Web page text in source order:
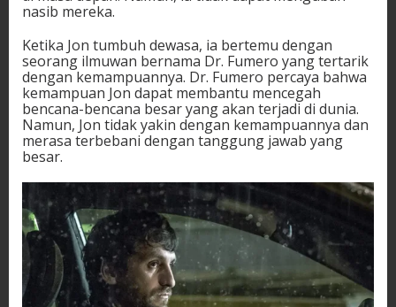
nasib mereka.
Ketika Jon tumbuh dewasa, ia bertemu dengan
seorang ilmuwan bernama Dr. Fumero yang tertarik
dengan kemampuannya. Dr. Fumero percaya bahwa
kemampuan Jon dapat membantu mencegah
bencana-bencana besar yang akan terjadi di dunia.
Namun, Jon tidak yakin dengan kemampuannya dan
merasa terbebani dengan tanggung jawab yang
besar.